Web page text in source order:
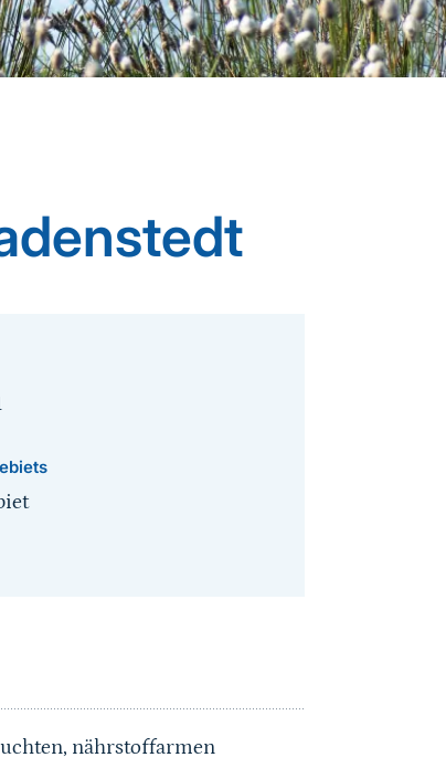
nährstoffarmen